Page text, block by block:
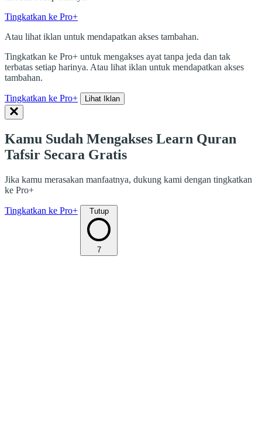
Tingkatkan ke Pro+
Atau lihat iklan untuk mendapatkan akses tambahan.
Tingkatkan ke Pro+ untuk mengakses ayat tanpa jeda dan tak
terbatas setiap harinya. Atau lihat iklan untuk mendapatkan akses
tambahan.
Tingkatkan ke Pro+ Lihat Iklan
Kamu Sudah Mengakses Learn Quran
Tafsir Secara Gratis
Jika kamu merasakan manfaatnya, dukung kami dengan tingkatkan
ke Pro+
Tingkatkan ke Pro+ Tutup
7